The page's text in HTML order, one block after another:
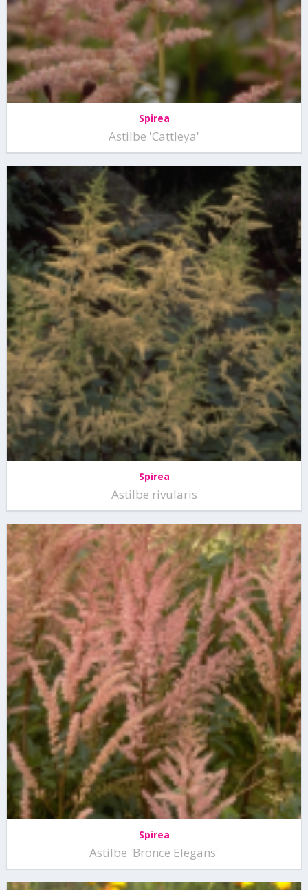
Spirea
Astilbe 'Cattleya'
Spirea
Astilbe rivularis
Spirea
Astilbe 'Bronce Elegans'